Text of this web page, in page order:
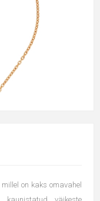
on kaks omavahel